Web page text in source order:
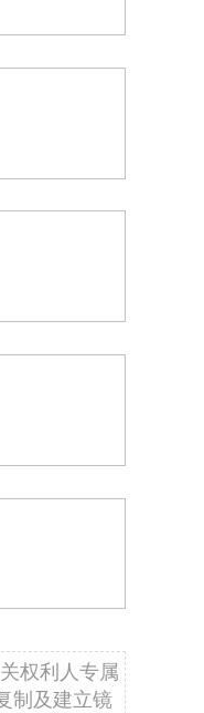
权利人专属
制及建立镜